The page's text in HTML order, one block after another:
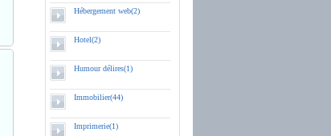
Hébergement web(2)
Hotel(2)
Humour délires(1)
Immobilier(44)
Imprimerie(1)